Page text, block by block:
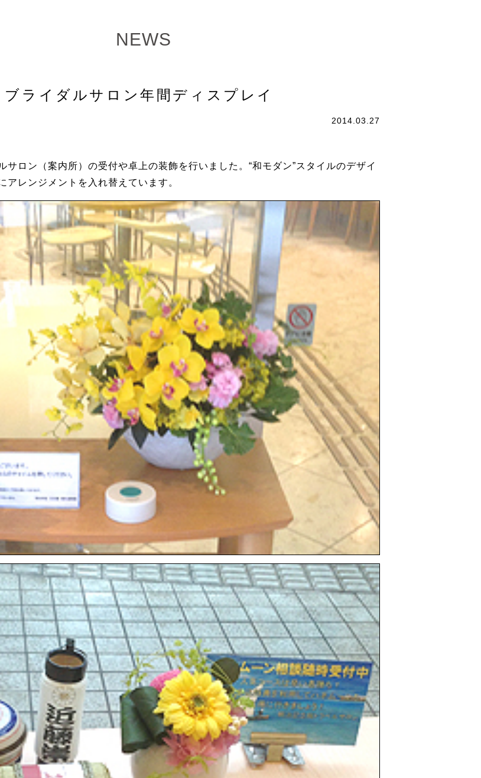
NEWS
ブライダルサロン年間ディスプレイ
2014.03.27
サロン（案内所）の受付や卓上の装飾を行いました。“和モダン”スタイルのデザイ
アレンジメントを入れ替えています。